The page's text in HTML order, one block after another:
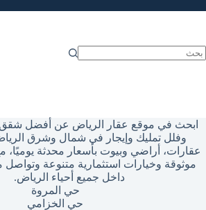
ابحث في موقع عقار الرياض عن أفضل شقق
وفلل تمليك وإيجار في شمال وشرق
عقارات، أراضي وبيوت بأسعار محدثة يوميًا،
موثوقة وخيارات استثمارية متنوعة
داخل جميع أحياء الرياض.
حي المروة
حي الخزامي